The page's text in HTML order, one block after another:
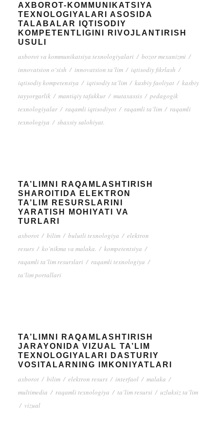
AXBOROT-KOMMUNIKATSIYA
TEXNOLOGIYALARI ASOSIDA
TALABALAR IQTISODIY
KOMPETENTLIGINI RIVOJLANTIRISH
USULI
axborot va kommunikatsiya texnologiyalari / bozor mexanizmi /
innovatsion o‘sish / innovatsion ta’lim / iqtisodiy fikrlash /
iqtisodiy kompetensiya / iqtisodiy ta’lim / kasbiy faoliyat / kasbiy
tayyorgarlik / mantiqiy tafakkur / mutaxassis / pedagogik
texnologiyalar / raqamli iqtisodiyot / raqamli ta’lim / raqamli
texnologiya / shaxsiy salohiyat.
TA’LIMNI RAQAMLASHTIRISH
SHAROITIDA ELEKTRON
TA’LIM RESURSLARINI
YARATISH MOHIYATI VA
TURLARI
axborot / bilim / bulutli texnologiya / elektron
resurs / ko‘nikma va malaka. / kompetentsiya /
raqamli ta’lim resurslari / raqamli texnologiya /
ta’lim portallari
TA’LIMNI RAQAMLASHTIRISH
JARAYONIDA VIZUAL TA’LIM
TEXNOLOGIYALARI DASTURIY
VOSITALARNING IMKONIYATLARI
axborot / bilim / elektron resurs / interfaol / malaka /
multimedia / raqamli texnologiya / ta’lim resursi / uzluksiz ta’lim
/ vizual